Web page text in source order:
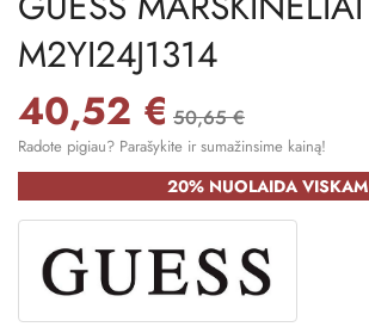
M2YI24J1314
40,52 € 50,65 €
Radote pigiau? Parašykite ir sumažinsime kainą!
20% NUOLAIDA VISKAM